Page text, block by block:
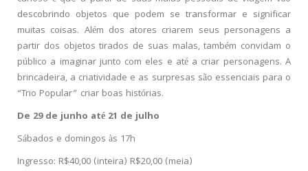
descobrindo objetos que podem se transformar e significar
muitas coisas. Além dos atores criarem seus personagens a
partir dos objetos tirados de suas malas, também convidam o
público a imaginar junto com eles e até a criar personagens. A
brincadeira, a criatividade e as surpresas são essenciais para o
“Trio Popular” criar boas histórias.
De 29 de junho até 21 de julho
Sábados e domingos às 17h
Ingresso: R$40,00 (inteira) R$20,00 (meia)